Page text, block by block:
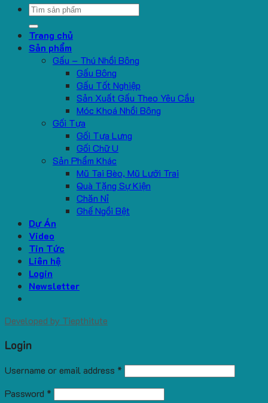
Search
for:
Trang chủ
Sản phẩm
Gấu – Thú Nhồi Bông
Gấu Bông
Gấu Tốt Nghiệp
Sản Xuất Gấu Theo Yêu Cầu
Móc Khoá Nhồi Bông
Gối Tựa
Gối Tựa Lưng
Gối Chữ U
Sản Phẩm Khác
Mũ Tai Bèo, Mũ Lưỡi Trai
Quà Tặng Sự Kiện
Chăn Nỉ
Ghế Ngồi Bệt
Dự Án
Video
Tin Tức
Liên hệ
Login
Newsletter
Developed by Tiepthitute
Login
Username or email address *
Password *